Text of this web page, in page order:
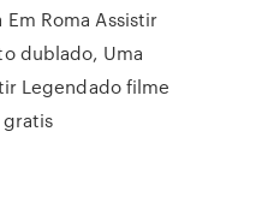
Roma Assistir
dublado, Uma
Legendado filme